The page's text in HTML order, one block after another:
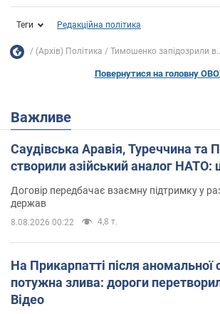
Теги Редакційна політика
(Архів) Політика Тимошенко запідозрили
Повернутися на головну
Важливе
Саудівська Аравія, Туреччина та
створили азійський аналог НАТО:
Договір передбачає взаємну підтримку у
держав
8.08.2026 00:22 4,8 т.
На Прикарпатті після
потужна злива: дороги
Відео